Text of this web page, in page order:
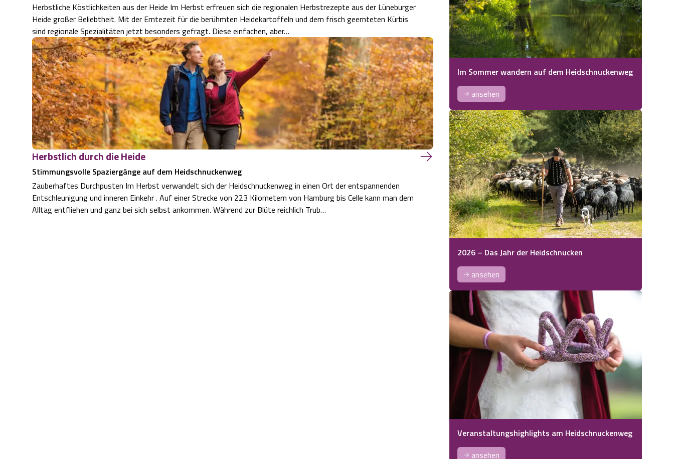
Herbstliche Köstlichkeiten aus der Heide Im Herbst erfreuen sich die regionalen Herbstrezepte aus der Lüneburger
Heide großer Beliebtheit. Mit der Erntezeit für die berühmten Heidekartoffeln und dem frisch geernteten Kürbis
sind regionale Spezialitäten jetzt besonders gefragt. Diese einfachen, aber…
Herbstlich durch die Heide
Stimmungsvolle Spaziergänge auf dem Heidschnuckenweg
Zauberhaftes Durchpusten Im Herbst verwandelt sich der Heidschnuckenweg in einen Ort der entspannenden
Entschleunigung und inneren Einkehr . Auf einer Strecke von 223 Kilometern von Hamburg bis Celle kann man dem
Alltag entfliehen und ganz bei sich selbst ankommen. Während zur Blüte reichlich Trub…
Im Sommer wandern auf dem Heidschnuckenweg
ansehen
2026 – Das Jahr der Heidschnucken
ansehen
Veranstaltungshighlights am Heidschnuckenweg
ansehen